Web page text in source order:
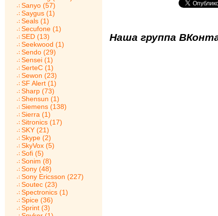
Sanyo (57)
Saygus (1)
Seals (1)
Secufone (1)
SED (13)
Seekwood (1)
Sendo (29)
Sensei (1)
SerteC (1)
Sewon (23)
SF Alert (1)
Sharp (73)
Shensun (1)
Siemens (138)
Sierra (1)
Sitronics (17)
SKY (21)
Skype (2)
SkyVox (5)
Sofi (5)
Sonim (8)
Sony (48)
Sony Ericsson (227)
Soutec (23)
Spectronics (1)
Spice (36)
Sprint (3)
Наша группа